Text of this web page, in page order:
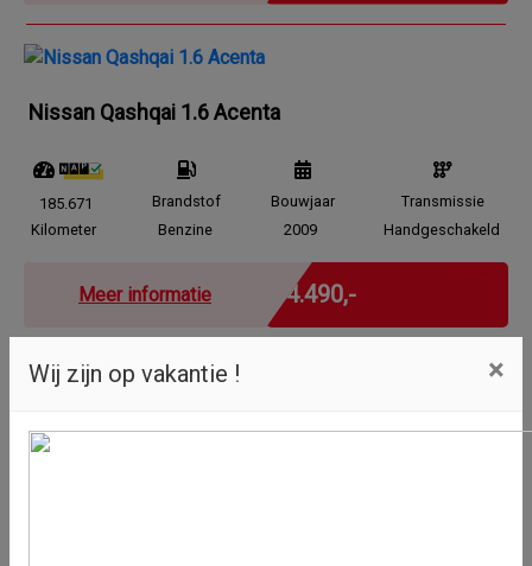
Nissan Qashqai 1.6 Acenta
185.671
Kilometer
Brandstof
Benzine
Bouwjaar
2009
Transmissie
Handgeschakeld
Meer informatie € 4.490,-
Opel Agila 1.2-16V Elegance
Wij zijn op vakantie ! ×